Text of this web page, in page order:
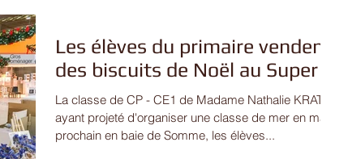
Les élèves du primaire vendent
des biscuits de Noël au Super U
La classe de CP - CE1 de Madame Nathalie KRATZ
ayant projeté d'organiser une classe de mer en mai
prochain en baie de Somme, les élèves...